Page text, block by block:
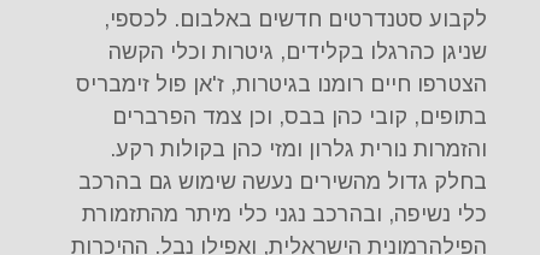
לקבוע סטנדרטים חדשים באלבום. לכספי,
שניגן כהרגלו בקלידים, גיטרות וכלי הקשה
הצטרפו חיים רומנו בגיטרות, ז'אן פול זימבריס
בתופים, קובי כהן בבס, וכן צמד הפרברים
והזמרות נורית גלרון ומזי כהן בקולות רקע.
בחלק גדול מהשירים נעשה שימוש גם בהרכב
כלי נשיפה, ובהרכב נגני כלי מיתר מהתזמורת
הפילהרמונית הישראלית, ואפילו נבל. ההיכרות